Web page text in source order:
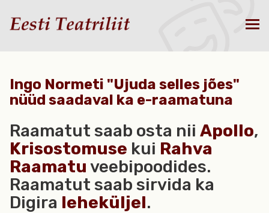
Ingo Normeti "Ujuda selles jões"
nüüd saadaval ka e-raamatuna
Raamatut saab osta nii Apollo,
Krisostomuse kui Rahva
Raamatu veebipoodides.
Raamatut saab sirvida ka
Digira leheküljel.